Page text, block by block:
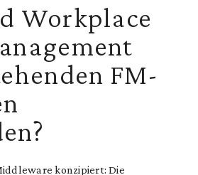
Workplace
FM-
konzipiert: Die